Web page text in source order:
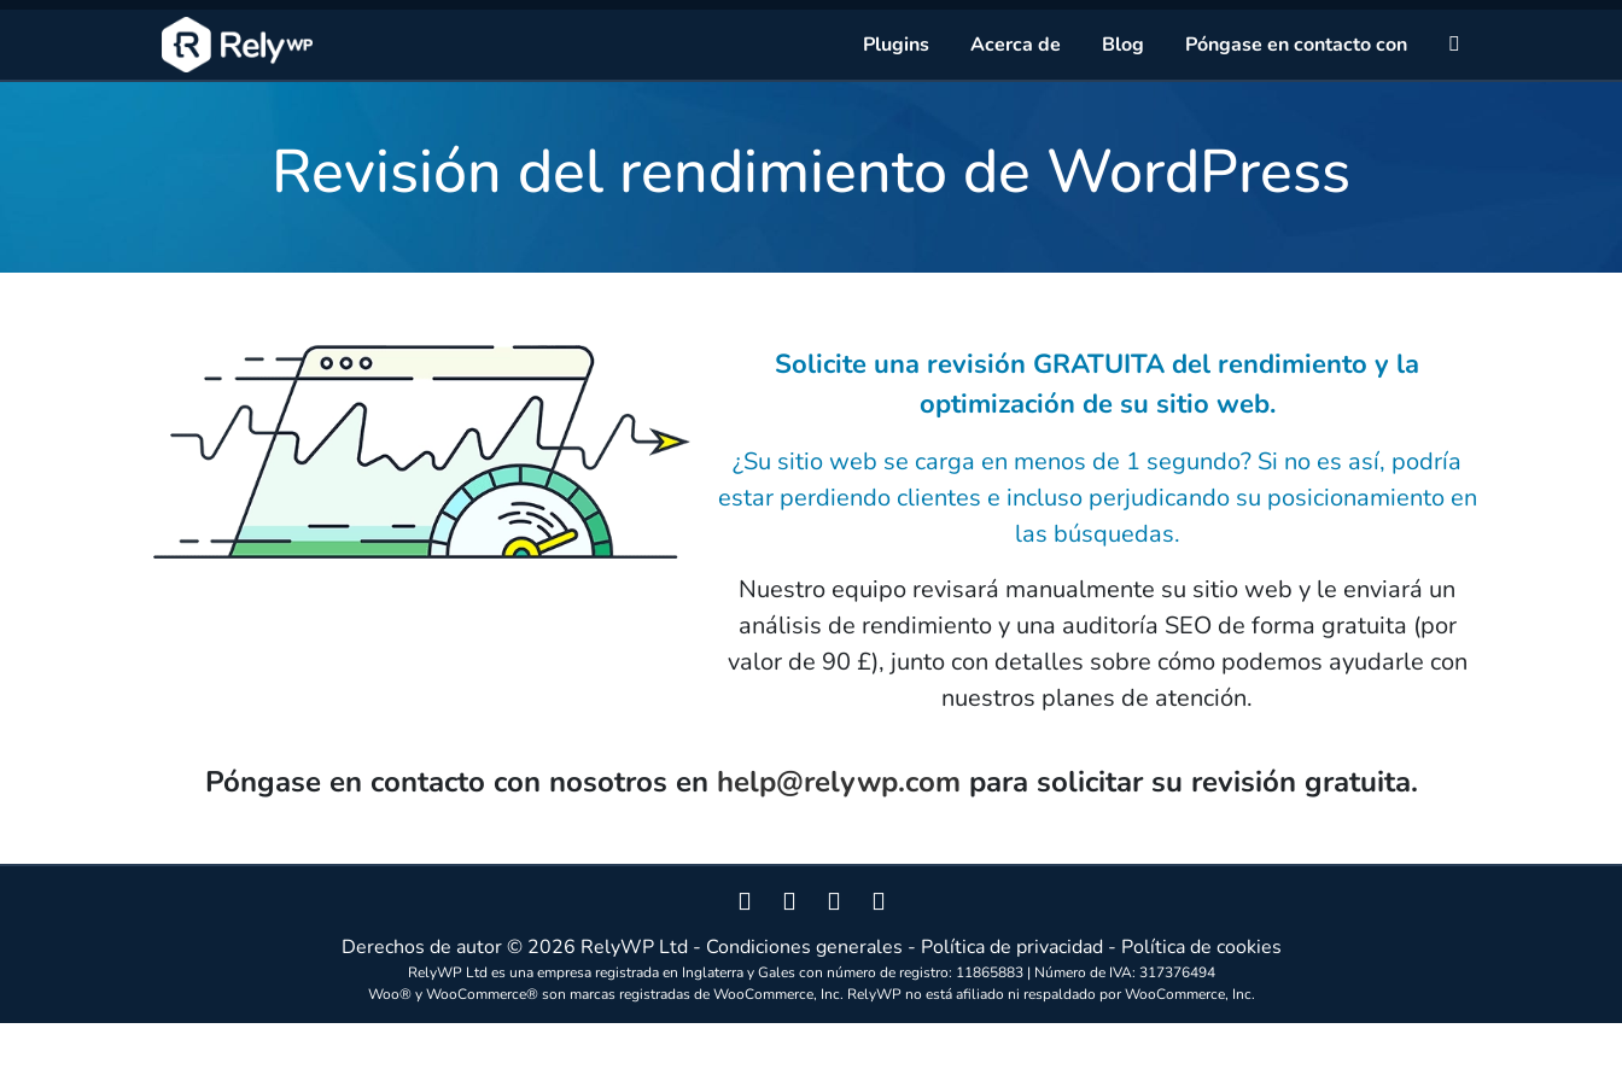
Plugins Acerca de Blog Póngase en contacto con
Revisión del rendimiento de WordPress
Solicite una revisión GRATUITA del rendimiento y la
optimización de su sitio web.
¿Su sitio web se carga en menos de 1 segundo? Si no es así, podría
estar perdiendo clientes e incluso perjudicando su posicionamiento en
las búsquedas.
Nuestro equipo revisará manualmente su sitio web y le enviará un
análisis de rendimiento y una auditoría SEO de forma gratuita (por
valor de 90 £), junto con detalles sobre cómo podemos ayudarle con
nuestros planes de atención.
Póngase en contacto con nosotros en help@relywp.com para solicitar su revisión gratuita.
Derechos de autor © 2026 RelyWP Ltd- Condiciones generales - Política de privacidad- Política de cookies
RelyWP Ltd es una empresa registrada en Inglaterra y Gales con número de registro: 11865883 | Número de IVA: 317376494
Woo® y WooCommerce® son marcas registradas de WooCommerce, Inc. RelyWP no está afiliado ni respaldado por WooCommerce, Inc.